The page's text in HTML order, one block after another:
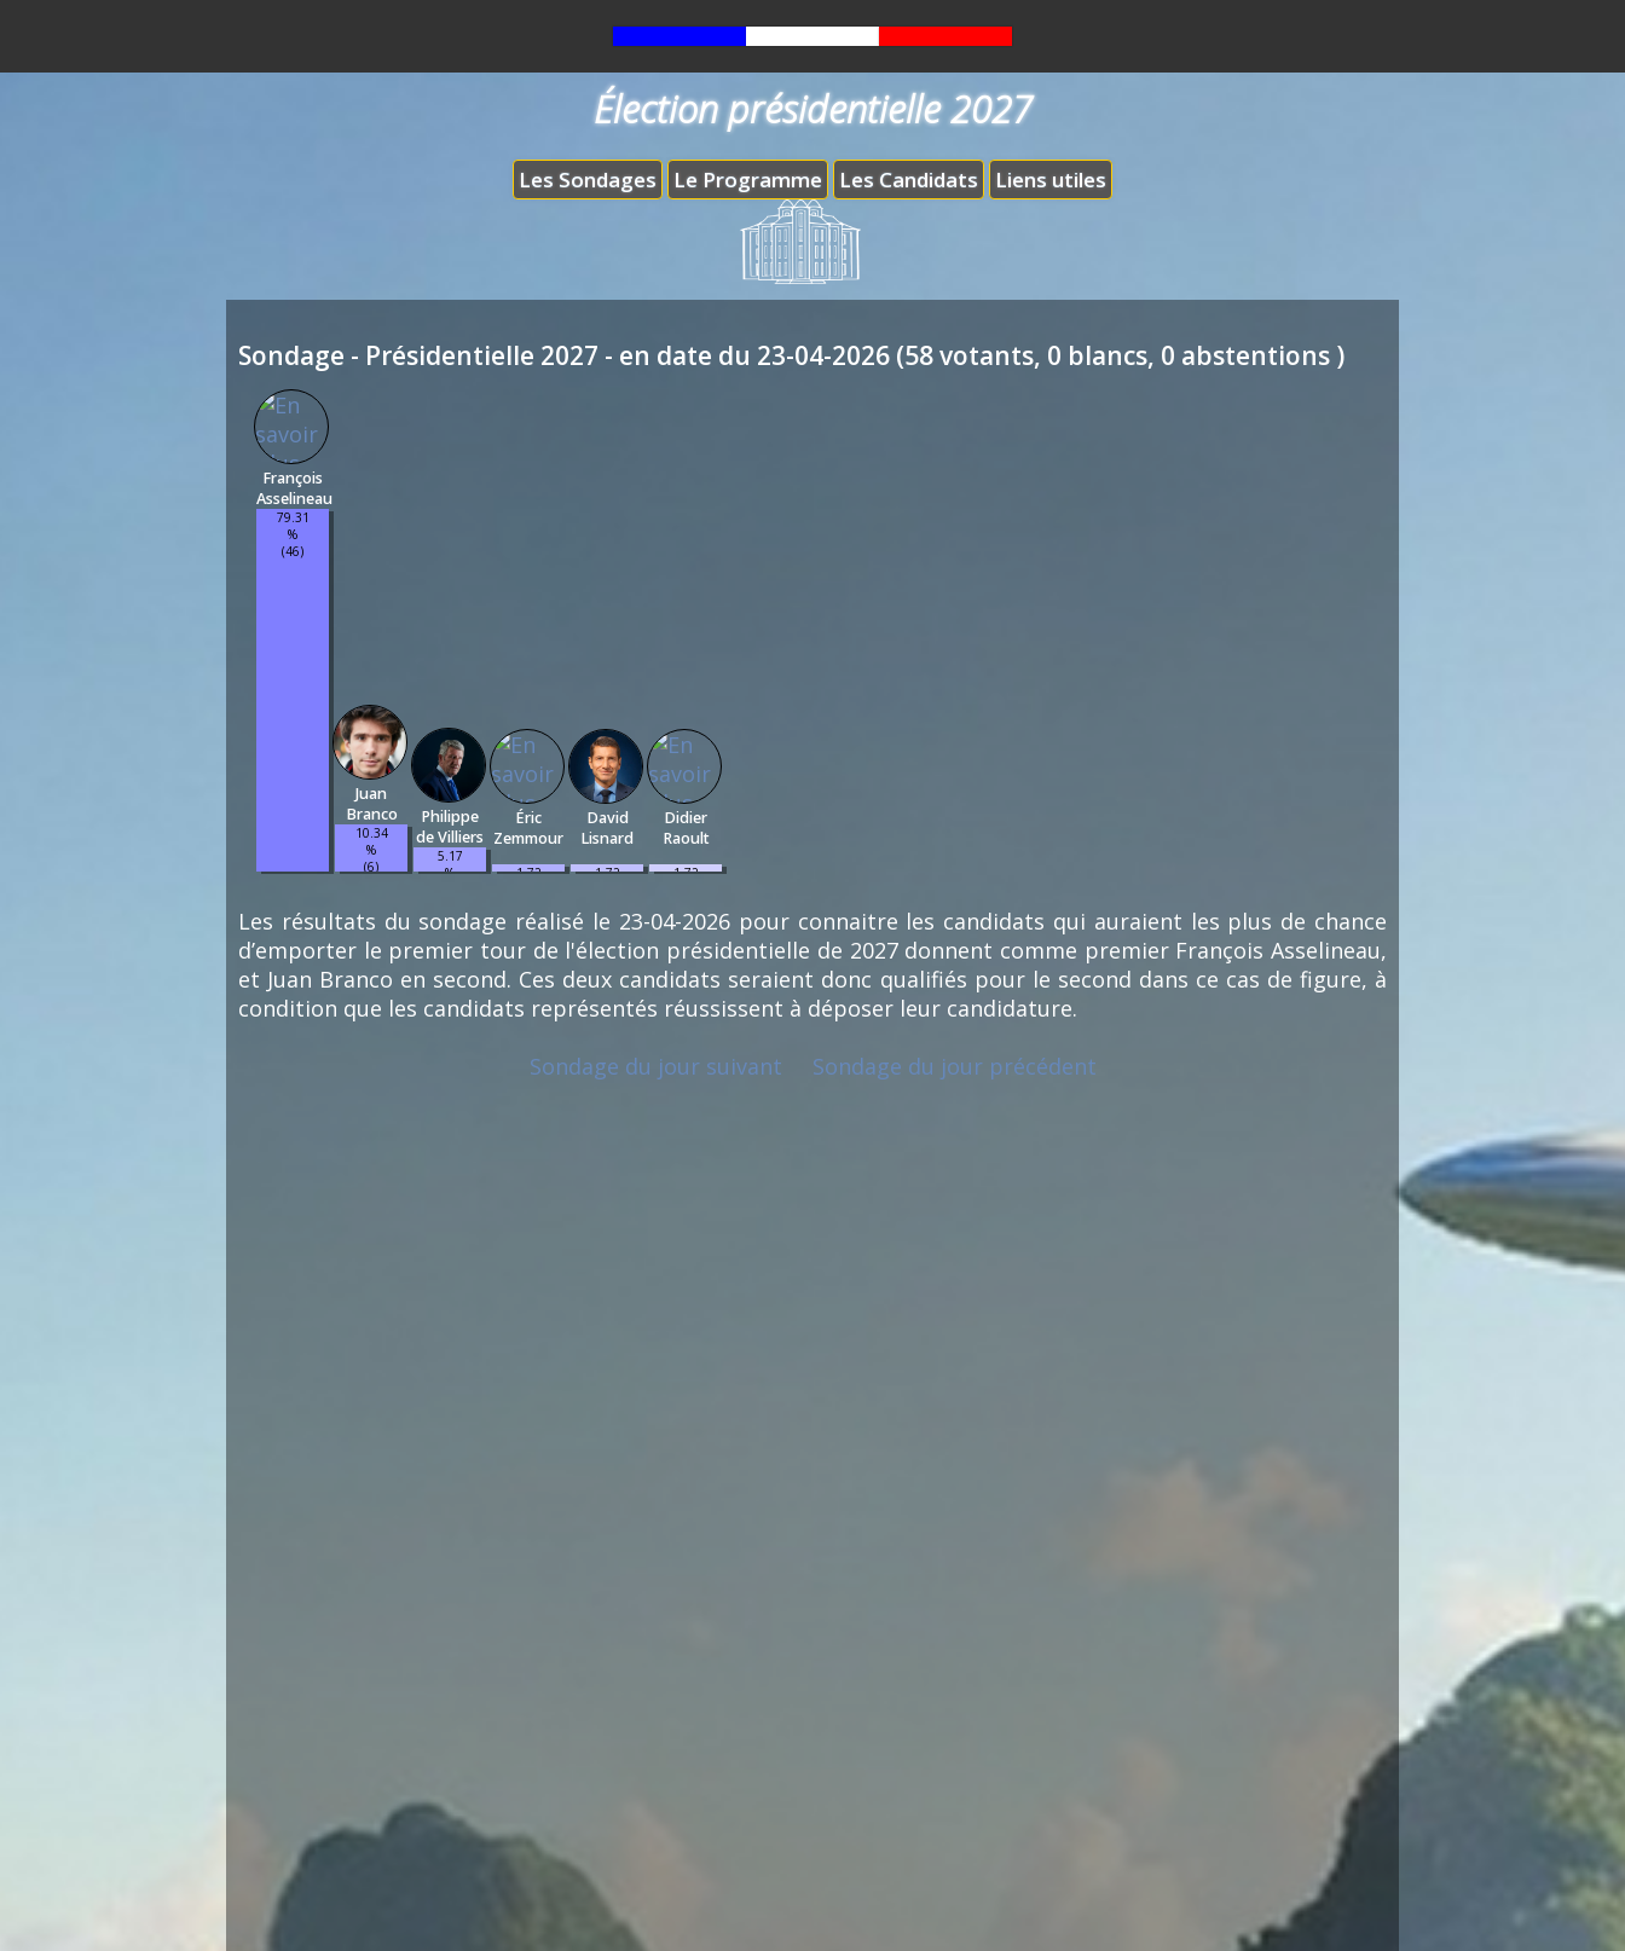
Les Sondages Le Programme Les Candidats Liens utiles
Élection présidentielle 2027
Sondage - Présidentielle 2027 - en date du 23-04-2026 (58 votants, 0 blancs, 0 abstentions )
François
Asselineau
79.31
%
(46)
Juan
Branco
10.34
%
(6)
Philippe
de Villiers
5.17
%
Éric
Zemmour
1.72
David
Lisnard
1.72
Didier
Raoult
1.72
Les résultats du sondage réalisé le 23-04-2026 pour connaitre les candidats qui auraient les plus de chance
d’emporter le premier tour de l'élection présidentielle de 2027 donnent comme premier François Asselineau,
et Juan Branco en second. Ces deux candidats seraient donc qualifiés pour le second dans ce cas de figure, à
condition que les candidats représentés réussissent à déposer leur candidature.
Sondage du jour suivant
Sondage du jour précédent